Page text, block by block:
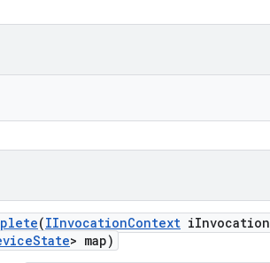
(IInvocationContext iInvocation
State> map)